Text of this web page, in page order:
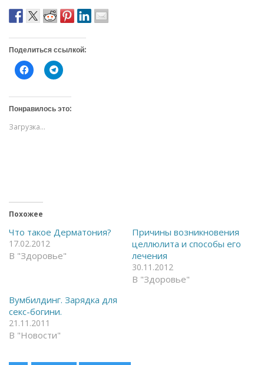
Поделиться ссылкой:
Н
а
и
т
е
ч
т
ь
а
F
a
c
e
(
О
т
к
р
ы
Н
а
и
т
е
с
я
T
e
a
m
(
к
Понравилось это:
Загрузка...
Похожее
Что такое Дерматония?
17.02.2012
В "Здоровье"
Причины возникновения
целлюлита и способы его
лечения
30.11.2012
В "Здоровье"
Вумбилдинг. Зарядка для
секс-богини.
21.11.2011
В "Новости"